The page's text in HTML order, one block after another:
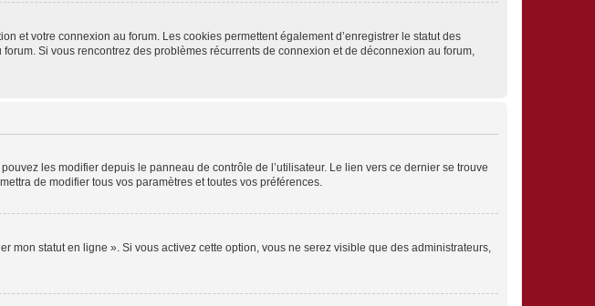
et votre connexion au forum. Les cookies permettent également d’enregistrer le statut des
Si vous rencontrez des problèmes récurrents de connexion et de déconnexion au forum,
les modifier depuis le panneau de contrôle de l’utilisateur. Le lien vers ce dernier se trouve
de modifier tous vos paramètres et toutes vos préférences.
mon statut en ligne ». Si vous activez cette option, vous ne serez visible que des administrateurs,